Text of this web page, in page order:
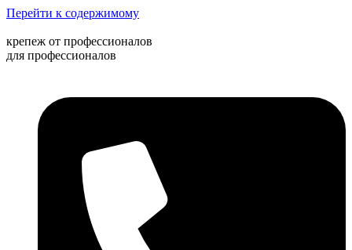
Перейти к содержимому
крепеж от профессионалов
для профессионалов